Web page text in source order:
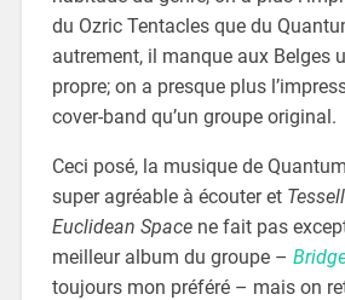
du Ozric Tentacles que du
autrement, il manque aux Belges
propre; on a presque plus
cover-band qu’un groupe original.
Ceci posé, la musique de
super agréable à écouter et
Euclidean Spacene fait pas
meilleur album du groupe –
toujours mon préféré – mais on